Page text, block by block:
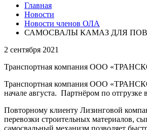
Главная
Новости
Новости членов ОЛА
САМОСВАЛЫ КАМАЗ ДЛЯ
2 сентября 2021
Транспортная компания ООО
Транспортная компания ООО
начале августа. Партнёром по
Повторному клиенту Лизинговой
перевозки строительных материалов,
самосвальный механизм позволяет